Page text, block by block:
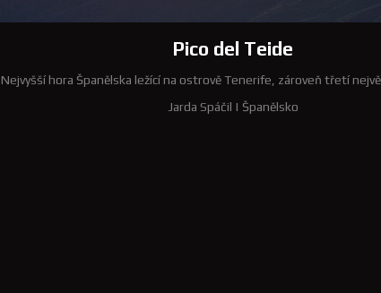
Pico del Teide
Nejvyšší hora Španělska ležící na ostrově Tenerife, zároveň třetí
Jarda Spáčil | Španělsko